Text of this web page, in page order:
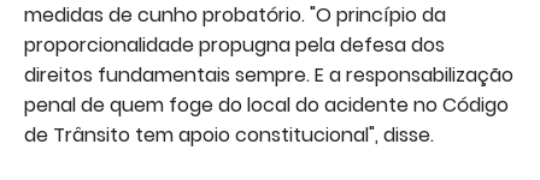
medidas de cunho probatório. "O princípio da
proporcionalidade propugna pela defesa dos
direitos fundamentais sempre. E a responsabilização
penal de quem foge do local do acidente no Código
de Trânsito tem apoio constitucional", disse.